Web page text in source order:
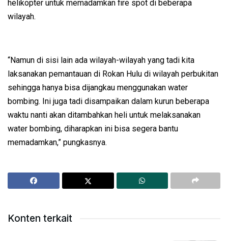
helikopter untuk memadamkan fire spot di beberapa
wilayah.
“Namun di sisi lain ada wilayah-wilayah yang tadi kita
laksanakan pemantauan di Rokan Hulu di wilayah perbukitan
sehingga hanya bisa dijangkau menggunakan water
bombing. Ini juga tadi disampaikan dalam kurun beberapa
waktu nanti akan ditambahkan heli untuk melaksanakan
water bombing, diharapkan ini bisa segera bantu
memadamkan,” pungkasnya.
Konten terkait